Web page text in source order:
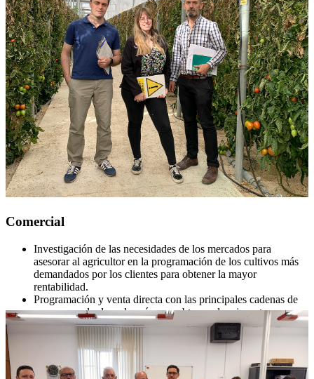
Comercial
Investigación de las necesidades de los mercados para
asesorar al agricultor en la programación de los cultivos más
demandados por los clientes para obtener la mayor
rentabilidad.
Programación y venta directa con las principales cadenas de
supermercado de cada país para obtener el mejor retorno para
el agricultor
Gestión directa de la logística y aduanas para optimizar y
reducir los costes de la puesta en destino del género de
nuestros agricultores.